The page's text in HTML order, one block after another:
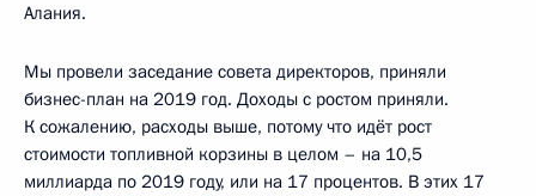
Алания.
Мы провели заседание совета директоров, приняли
бизнес-план на 2019 год. Доходы с ростом приняли.
К сожалению, расходы выше, потому что идёт рост
стоимости топливной корзины в целом – на 10,5
миллиарда по 2019 году, или на 17 процентов. В этих 17